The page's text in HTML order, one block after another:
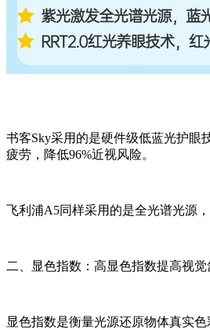
书客Sky采用的是硬件级低蓝光护眼
疲劳，降低96%近视风险。
飞利浦A5同样采用的是全光谱光源
二、显色指数：高显色指数提高视觉
显色指数是衡量光源还原物体真实